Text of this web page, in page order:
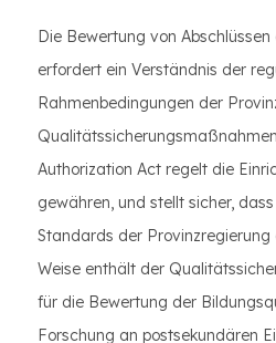
Die Bewertung von
erfordert ein Verständnis der
Rahmenbedingungen der
Authorization Act regelt die
gewähren, und stellt sicher,
Standards der
Weise enthält der
für die Bewertung der
Forschung an postsekundären